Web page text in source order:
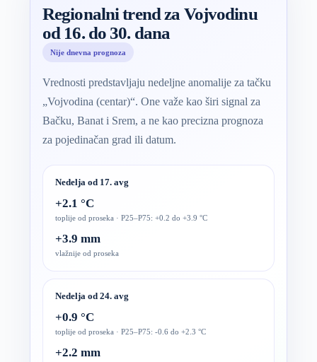
Regionalni trend za Vojvodinu
od 16. do 30. dana
Nije dnevna prognoza
Vrednosti predstavljaju nedeljne anomalije za tačku
„Vojvodina (centar)“. One važe kao širi signal za
Bačku, Banat i Srem, a ne kao precizna prognoza
za pojedinačan grad ili datum.
Nedelja od 17. avg
+2.1 °C
toplije od proseka · P25–P75: +0.2 do +3.9 °C
+3.9 mm
vlažnije od proseka
Nedelja od 24. avg
+0.9 °C
toplije od proseka · P25–P75: -0.6 do +2.3 °C
+2.2 mm